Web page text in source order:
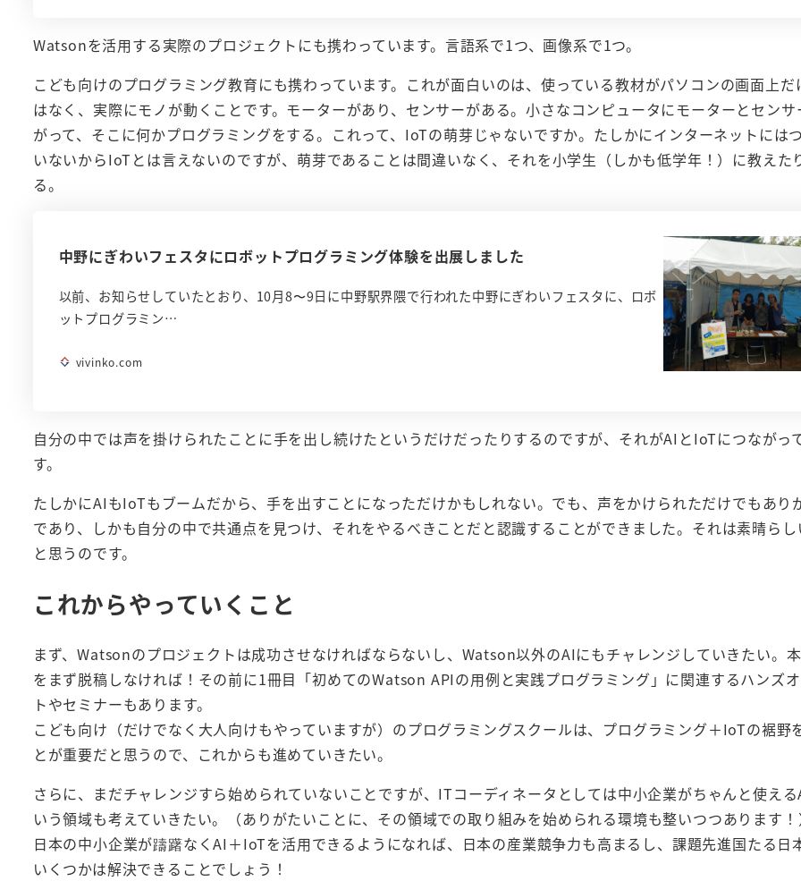
Watsonを活用する実際のプロジェクトにも携わっています。言語系で1つ、画像系で1つ。
こども向けのプログラミング教育にも携わっています。これが面白いのは、使っている教材がパソコンの画面上だ
はなく、実際にモノが動くことです。モーターがあり、センサーがある。小さなコンピュータにモーターとセン
がって、そこに何かプログラミングをする。これって、IoTの萌芽じゃないですか。たしかにインターネットには
いないからIoTとは言えないのですが、萌芽であることは間違いなく、それを小学生（しかも低学年！）に教えた
る。
中野にぎわいフェスタにロボットプログラミング体験を出展しました
以前、お知らせしていたとおり、10月8〜9日に中野駅界隈で行われた中野にぎわいフェスタに、ロボ
ットプログラミン…
vivinko.com
自分の中では声を掛けられたことに手を出し続けたというだけだったりするのですが、それがAIとIoTにつながっ
す。
たしかにAIもIoTもブームだから、手を出すことになっただけかもしれない。でも、声をかけられただけでもあり
であり、しかも自分の中で共通点を見つけ、それをやるべきことだと認識することができました。それは素晴ら
と思うのです。
これからやっていくこと
まず、Watsonのプロジェクトは成功させなければならないし、Watson以外のAIにもチャレンジしていきたい。
をまず脱稿しなければ！その前に1冊目「初めてのWatson APIの用例と実践プログラミング」に関連するハンズ
トやセミナーもあります。
こども向け（だけでなく大人向けもやっていますが）のプログラミングスクールは、プログラミング＋IoTの裾野
とが重要だと思うので、これからも進めていきたい。
さらに、まだチャレンジすら始められていないことですが、ITコーディネータとしては中小企業がちゃんと使え
いう領域も考えていきたい。（ありがたいことに、その領域での取り組みを始められる環境も整いつつあります
日本の中小企業が躊躇なくAI＋IoTを活用できるようになれば、日本の産業競争力も高まるし、課題先進国たる日
いくつかは解決できることでしょう！